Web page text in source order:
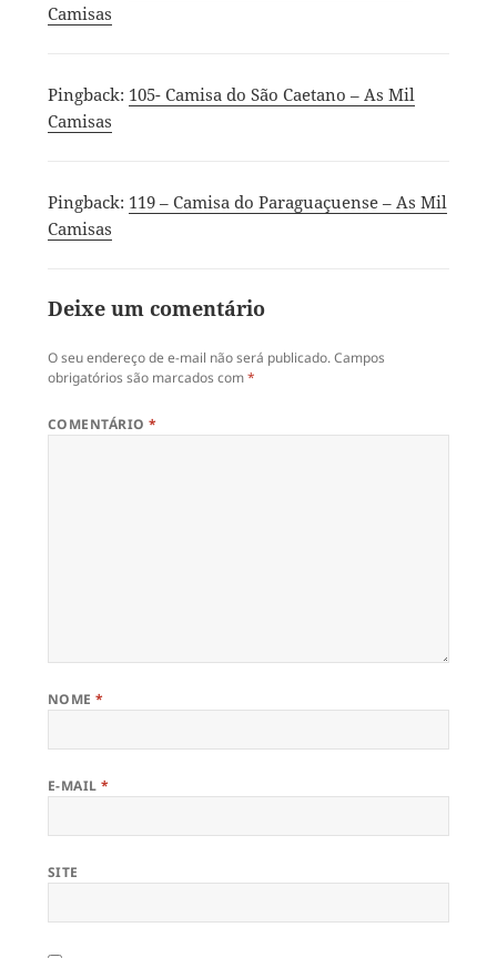
Camisas
Pingback: 105- Camisa do São Caetano – As Mil
Camisas
Pingback: 119 – Camisa do Paraguaçuense – As Mil
Camisas
Deixe um comentário
O seu endereço de e-mail não será publicado.Campos
obrigatórios são marcados com*
COMENTÁRIO*
NOME*
E-MAIL*
SITE